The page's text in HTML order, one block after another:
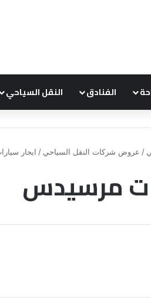
الفنادق النقل السياحي
/ عروض شركات النقل السياحي / ايجار
مرسيدس
ق
ن
ة
حالفنادق